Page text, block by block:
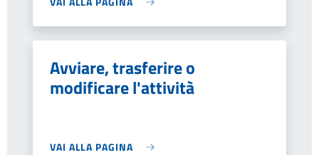
Avviare, trasferire o
modificare l'attività
VAI ALLA PAGINA